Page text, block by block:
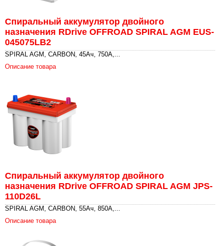
Спиральный аккумулятор двойного
назначения RDrive OFFROAD SPIRAL AGM EUS-
045075LB2
SPIRAL AGM, CARBON, 45Ач, 750А,...
Описание товара
Спиральный аккумулятор двойного
назначения RDrive OFFROAD SPIRAL AGM JPS-
110D26L
SPIRAL AGM, CARBON, 55Ач, 850А,...
Описание товара